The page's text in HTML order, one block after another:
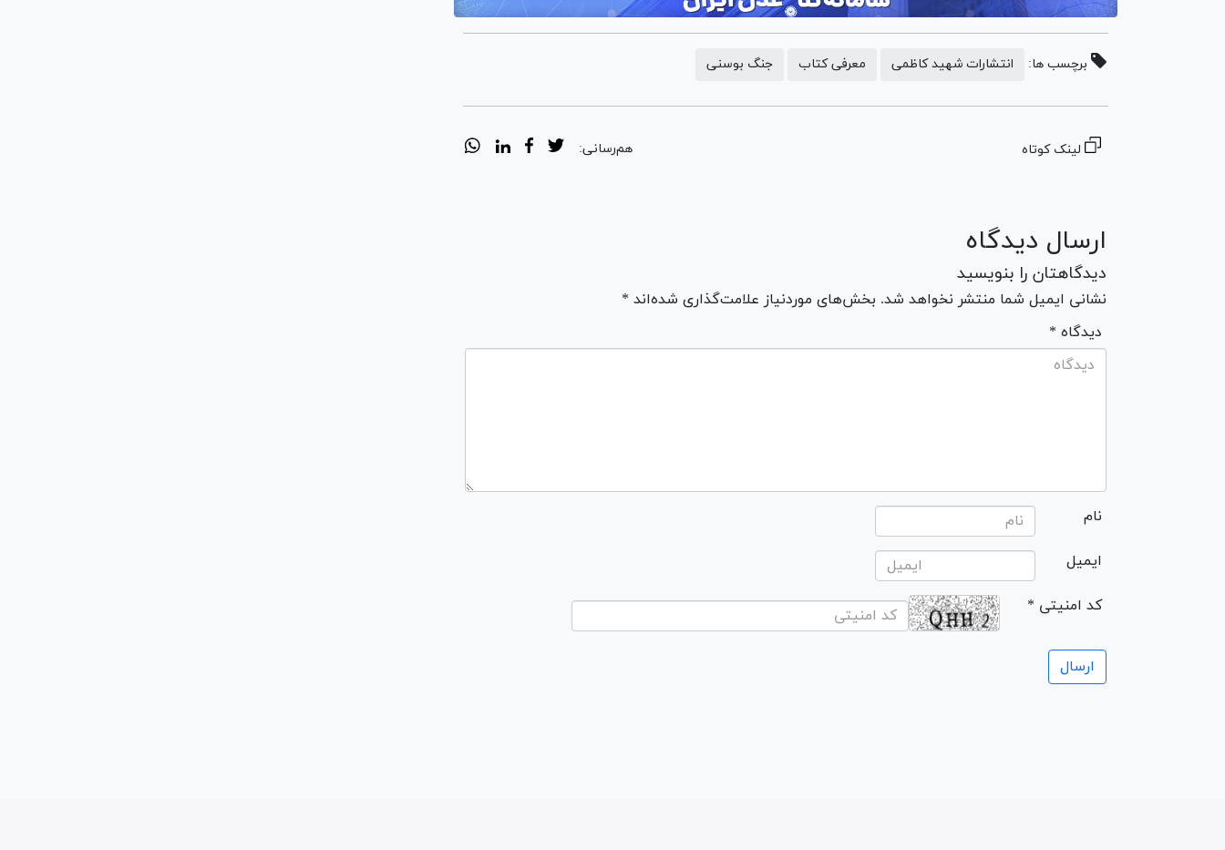
برچسب ها: انتشارات شهید کاظمی معرفی کتاب جنگ بوسنی
لینک کوتاه هم‌رسانی:
ارسال دیدگاه
دیدگاهتان را بنویسید
نشانی ایمیل شما منتشر نخواهد شد. بخش‌های موردنیاز علامت‌گذاری شده‌اند *
* دیدگاه
نام
ایمیل
* کد امنیتی